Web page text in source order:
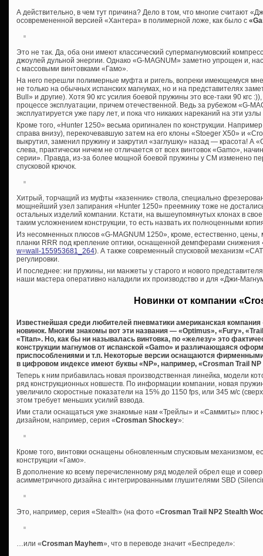
А действительно, в чем тут причина? Дело в том, что многие считают
осовремененной версией «Хантера» в полимерной ложе, как было с
Это не так. Да, оба они имеют классический супермагнумовский
джоулей дульной энергии. Однако «G-MAGNUM» заметно упрощен и,
с массовыми винтовками «Гамо».
На него перешли полимерные муфта и ригель, вопреки имеющемуся
не только на обычных испанских магнумах, но и на представителях
Bull» и другие). Хотя 90 кгс усилия боевой пружины это все-таки 90 кгс
процессе эксплуатации, причем отечественной. Ведь за рубежом «G-
эксплуатируется уже пару лет, и пока что никаких нареканий на эти
Кроме того, «Hunter 1250» весьма оригинален по конструкции.
справа внизу), перекочевавшую затем на его клоны «Stoeger Х50» и
выкрутил, заменил пружину и закрутил «заглушку» назад — красота! А
слева, практически ничем не отличается от всех винтовок «Gamo»,
серии». Правда, из-за более мощной боевой пружины у СМ изменено
спусковой крючок.
Хитрый, торчащий из муфты «казенник» ствола, специально
мощнейший узел запирания «Hunter 1250» преемнику тоже не
остальных изделий компании. Кстати, на вышеупомянутых клонах в
таким усложнением конструкции, то есть назвать их полноценными
Из несомненных плюсов «G-MAGNUM 1250», кроме, естественно,
планки RRR под крепление оптики, оснащенной демпферами снижения
w=wall-155953681_264). А также современный спусковой механизм
регулировки.
И последнее: ни пружины, ни манжеты у старого и нового
наши мастера оперативно наладили их производство и для «Джи-
Новинки от компании
Известнейшая среди любителей пневматики американская
новинок. Многим знакомы вот эти названия — «Optimus», «Fury»,
«Titan». Но, как бы ни называлась винтовка, по «железу» это
конструкции магнумов от испанской «Gamo» и различающаяся
приспособлениями и т.п. Некоторые версии оснащаются
в цифровом индексе имеют буквы «NP», например, «Crosman Trail NP
Теперь к ним прибавилась новая производственная линейка, модели
ряд конструкционных новшеств. По информации компании, новая
увеличило скоростные показатели на 15% до 1150 fps, или 345 м/с
этом требует меньших усилий взвода.
Ими стали оснащаться уже знакомые нам «Трейлы» и «Саммиты» плюс
дизайном, например, серия «Crosman Shockey»:
Кроме того, винтовки оснащены обновленным спусковым механизмом,
конструкции «Гамо».
В дополнение ко всему перечисленному ряд моделей обрел еще и
асимметричного дизайна с интегрированными глушителями SBD
Это, например, серия «Stealth» (на фото «Crosman Trail NP2 Stealth
…или «Crosman Mayhem», что в переводе значит «Беспредел»: